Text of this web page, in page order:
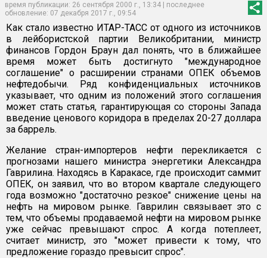
время публикации: 26 сентября 2000 г., 13:34 | последнее
обновление: 07 декабря 2017 г., 09:54
Как стало известно ИТАР-ТАСС от одного из источников
в лейбористской партии Великобритании, министр
финансов Гордон Браун дал понять, что в ближайшее
время может быть достигнуто "международное
соглашение" о расширении странами ОПЕК объемов
нефтедобычи. Ряд конфиденциальных источников
указывает, что одним из положений этого соглашения
может стать статья, гарантирующая со стороны Запада
введение ценового коридора в пределах 20-27 доллара
за баррель.
Желание стран-импортеров нефти перекликается с
прогнозами нашего министра энергетики Александра
Гаврилина. Находясь в Каракасе, где происходит саммит
ОПЕК, он заявил, что во втором квартале следующего
года возможно "достаточно резкое" снижение цены на
нефть на мировом рынке. Гаврилин связывает это с
тем, что объемы продаваемой нефти на мировом рынке
уже сейчас превышают спрос. А когда потеплеет,
считает министр, это "может привести к тому, что
предложение гораздо превысит спрос".